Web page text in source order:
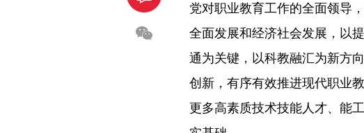
党对职业教育工作的全面领导
全面发展和经济社会发展，以
通为关键，以科教融汇为新方
创新，有序有效推进现代职业
更多高素质技术技能人才、能